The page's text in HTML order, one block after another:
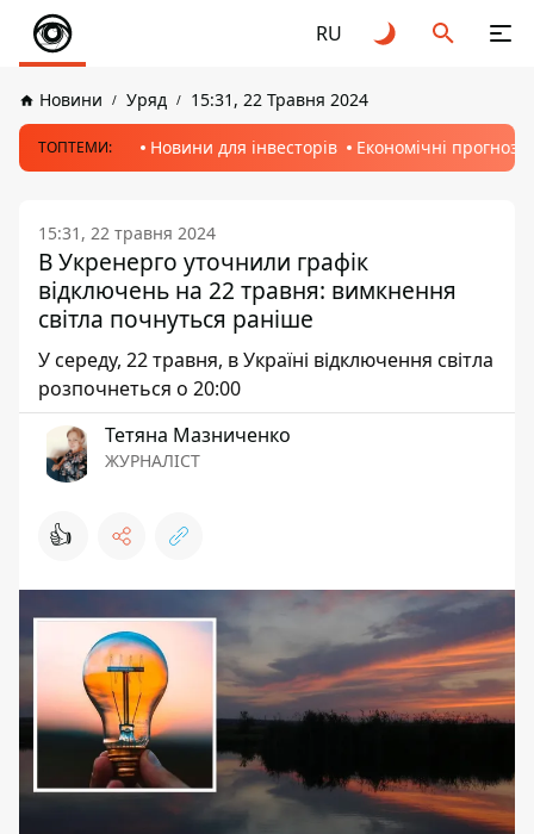
RU
Новини Уряд 15:31, 22 Травня 2024
ТОПТЕМИ: Новини для інвесторів Економічні прогнози
15:31, 22 травня 2024
В Укренерго уточнили графік
відключень на 22 травня: вимкнення
світла почнуться раніше
У середу, 22 травня, в Україні відключення світла
розпочнеться о 20:00
Тетяна Мазниченко
ЖУРНАЛІСТ
👍